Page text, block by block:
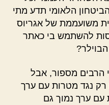
הלאומי תדע מתי
משועממת של אגריוס
להשתמש בי כאתר
הרבים מספור, אבל
נגד מטרות עם ערך
עם ערך נמוך גם